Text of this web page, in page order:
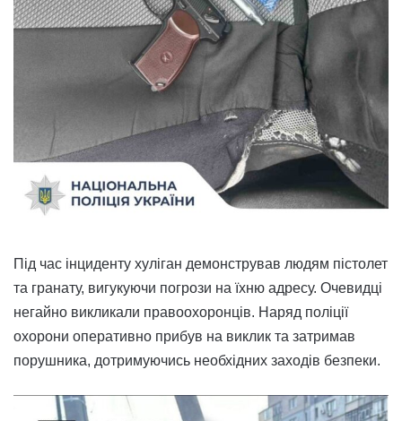
Під час інциденту хуліган демонстрував людям пістолет
та гранату, вигукуючи погрози на їхню адресу. Очевидці
негайно викликали правоохоронців. Наряд поліції
охорони оперативно прибув на виклик та затримав
порушника, дотримуючись необхідних заходів безпеки.